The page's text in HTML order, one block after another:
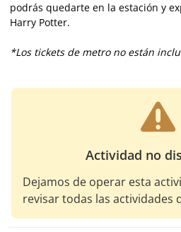
podrás quedarte en la estación y
Harry Potter.
*Los tickets de metro no están
Actividad no
Dejamos de operar esta
revisar todas las actividades